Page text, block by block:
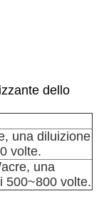
dello
una diluizione
volte.
una
500~800 volte.